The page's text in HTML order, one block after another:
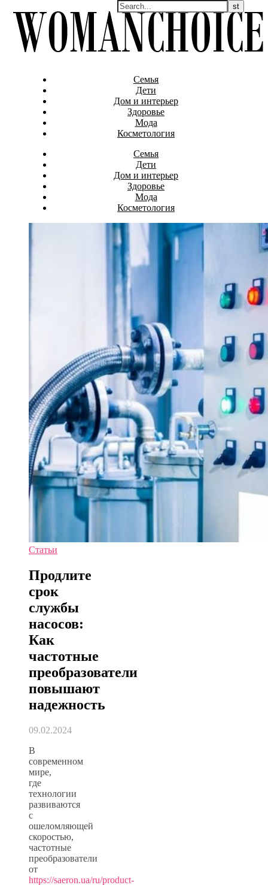
Семья
Дети
Дом и интерьер
Здоровье
Мода
Косметология
Семья
Дети
Дом и интерьер
Здоровье
Мода
Косметология
Статьи
Продлите
срок
службы
насосов:
Как
частотные
преобразователи
повышают
надежность
09.02.2024
В
современном
мире,
где
технологии
развиваются
с
ошеломляющей
скоростью,
частотные
преобразователи
от
https://saeron.ua/ru/product-